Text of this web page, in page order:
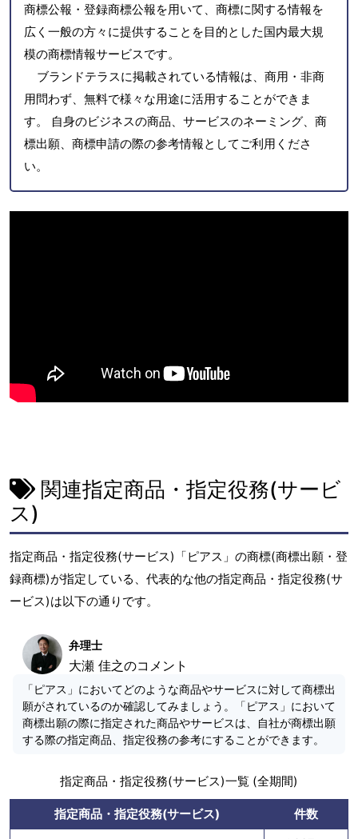
商標公報・登録商標公報を用いて、商標に関する情報を
広く一般の方々に提供することを目的とした国内最大規
模の商標情報サービスです。
ブランドテラスに掲載されている情報は、商用・非商
用問わず、無料で様々な用途に活用することができま
す。 自身のビジネスの商品、サービスのネーミング、商
標出願、商標申請の際の参考情報としてご利用くださ
い。
関連指定商品・指定役務(サービ
ス)
指定商品・指定役務(サービス)「ピアス」の商標(商標出願・登
録商標)が指定している、代表的な他の指定商品・指定役務(サ
ービス)は以下の通りです。
弁理士
大瀬 佳之のコメント
「ピアス」においてどのような商品やサービスに対して商標出
願がされているのか確認してみましょう。「ピアス」において
商標出願の際に指定された商品やサービスは、自社が商標出願
する際の指定商品、指定役務の参考にすることができます。
指定商品・指定役務(サービス)一覧 (全期間)
指定商品・指定役務(サービス)
件数